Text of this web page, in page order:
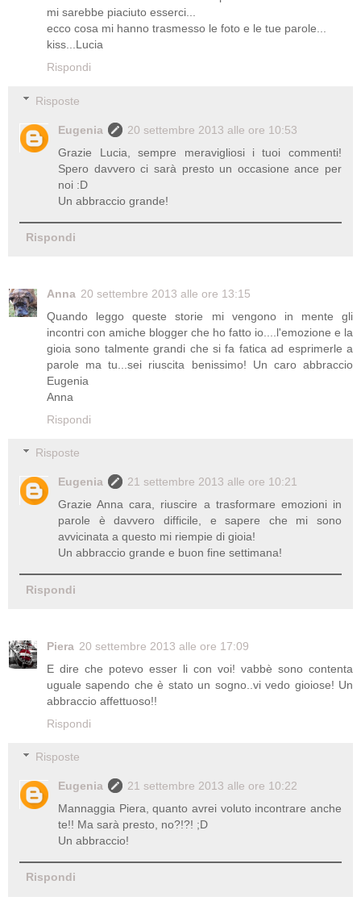
mi sarebbe piaciuto esserci...
ecco cosa mi hanno trasmesso le foto e le tue parole...
kiss...Lucia
Rispondi
Risposte
Eugenia
20 settembre 2013 alle ore 10:53
Grazie Lucia, sempre meravigliosi i tuoi commenti!
Spero davvero ci sarà presto un occasione ance per
noi :D
Un abbraccio grande!
Rispondi
Anna 20 settembre 2013 alle ore 13:15
Quando leggo queste storie mi vengono in mente gli
incontri con amiche blogger che ho fatto io....l'emozione e la
gioia sono talmente grandi che si fa fatica ad esprimerle a
parole ma tu...sei riuscita benissimo! Un caro abbraccio
Eugenia
Anna
Rispondi
Risposte
Eugenia
21 settembre 2013 alle ore 10:21
Grazie Anna cara, riuscire a trasformare emozioni in
parole è davvero difficile, e sapere che mi sono
avvicinata a questo mi riempie di gioia!
Un abbraccio grande e buon fine settimana!
Rispondi
Piera 20 settembre 2013 alle ore 17:09
E dire che potevo esser li con voi! vabbè sono contenta
uguale sapendo che è stato un sogno..vi vedo gioiose! Un
abbraccio affettuoso!!
Rispondi
Risposte
Eugenia
21 settembre 2013 alle ore 10:22
Mannaggia Piera, quanto avrei voluto incontrare anche
te!! Ma sarà presto, no?!?! ;D
Un abbraccio!
Rispondi